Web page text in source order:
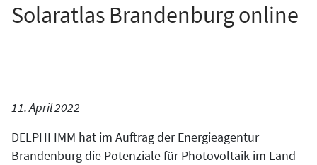
Solaratlas Brandenburg online
11. April 2022
DELPHI IMM hat im Auftrag der Energieagentur
Brandenburg die Potenziale für Photovoltaik im Land